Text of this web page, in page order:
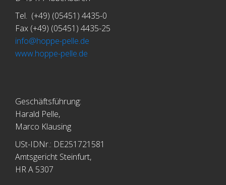
Tel. (+49) (05451) 4435-0
Fax (+49) (05451) 4435-25
info@hoppe-pelle.de
www.hoppe-pelle.de
Geschäftsführung:
Harald Pelle,
Marco Klausing
USt-IDNr.: DE251721581
Amtsgericht Steinfurt,
HR A 5307